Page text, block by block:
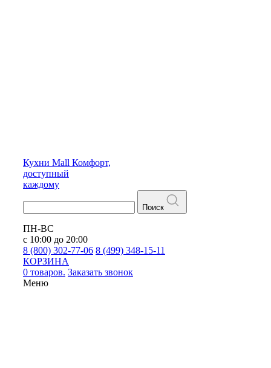
Кухни Mall Комфорт,
доступный
каждому
Поиск
ПН-ВС
с 10:00 до 20:00
8 (800) 302-77-06 8 (499) 348-15-11
КОРЗИНА
0 товаров. Заказать звонок
Меню